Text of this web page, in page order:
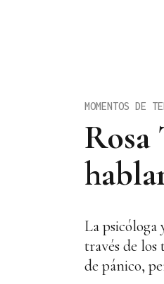
MOMENTOS DE
La
través de los
de pánico,